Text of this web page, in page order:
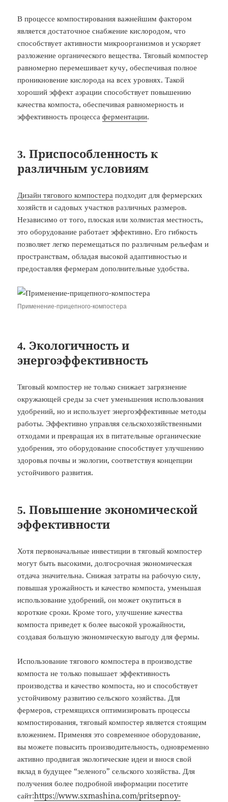
В процессе компостирования важнейшим фактором
является достаточное снабжение кислородом, что
способствует активности микроорганизмов и ускоряет
разложение органического вещества. Тяговый компостер
равномерно перемешивает кучу, обеспечивая полное
проникновение кислорода на всех уровнях. Такой
хороший эффект аэрации способствует повышению
качества компоста, обеспечивая равномерность и
эффективность процессаферментации.
3. Приспособленность к
различным условиям
Дизайн тягового компостера подходит для фермерских
хозяйств и садовых участков различных размеров.
Независимо от того, плоская или холмистая местность,
это оборудование работает эффективно. Его гибкость
позволяет легко перемещаться по различным рельефам и
пространствам, обладая высокой адаптивностью и
предоставляя фермерам дополнительные удобства.
Применение-прицепного-компостера
4. Экологичность и
энергоэффективность
Тяговый компостер не только снижает загрязнение
окружающей среды за счет уменьшения использования
удобрений, но и использует энергоэффективные методы
работы. Эффективно управляя сельскохозяйственными
отходами и превращая их в питательные органические
удобрения, это оборудование способствует улучшению
здоровья почвы и экологии, соответствуя концепции
устойчивого развития.
5. Повышение экономической
эффективности
Хотя первоначальные инвестиции в тяговый компостер
могут быть высокими, долгосрочная экономическая
отдача значительна. Снижая затраты на рабочую силу,
повышая урожайность и качество компоста, уменьшая
использование удобрений, он может окупиться в
короткие сроки. Кроме того, улучшение качества
компоста приведет к более высокой урожайности,
создавая большую экономическую выгоду для фермы.
Использование тягового компостера в производстве
компоста не только повышает эффективность
производства и качество компоста, но и способствует
устойчивому развитию сельского хозяйства. Для
фермеров, стремящихся оптимизировать процессы
компостирования, тяговый компостер является стоящим
вложением. Применяя это современное оборудование,
вы можете повысить производительность, одновременно
активно продвигая экологические идеи и внося свой
вклад в будущее “зеленого” сельского хозяйства. Для
получения более подробной информации посетите
сайт:https://www.sxmashina.com/pritsepnoy-